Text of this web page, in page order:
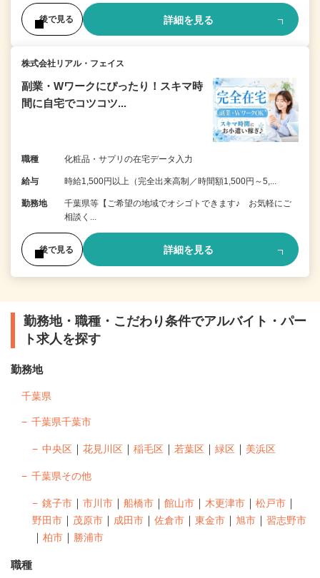
後で見る 詳細を見る
株式会社リアル・フェイス
副業・Wワークにぴったり！スキマ時
間に自宅でコツコツ...
職種 化粧品・サプリの在宅データ入力
給与 時給1,500円以上（完全出来高制／時間額1,500円～5,...
勤務地
千葉県等【ご希望の地域でオシゴトできます♪ お気軽にご
相談く...
後で見る 詳細を見る
勤務地・職種・こだわり条件でアルバイト・パー
ト求人を探す
勤務地
千葉県
千葉県千葉市
中央区 ｜ 花見川区 ｜ 稲毛区 ｜ 若葉区 ｜ 緑区 ｜ 美浜区
千葉県その他
銚子市 ｜ 市川市 ｜ 船橋市 ｜ 館山市 ｜ 木更津市 ｜ 松戸市 ｜
野田市 ｜ 茂原市 ｜ 成田市 ｜ 佐倉市 ｜ 東金市 ｜ 旭市 ｜ 習志野市
｜ 柏市 ｜ 勝浦市
職種